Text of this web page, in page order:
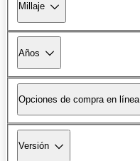
Millaje
Años
Opciones de compra en línea
Versión